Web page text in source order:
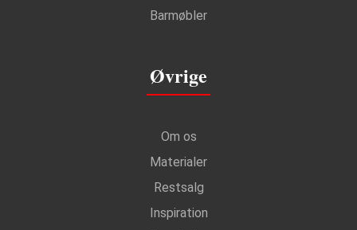
Barmøbler
Øvrige
Om os
Materialer
Restsalg
Inspiration